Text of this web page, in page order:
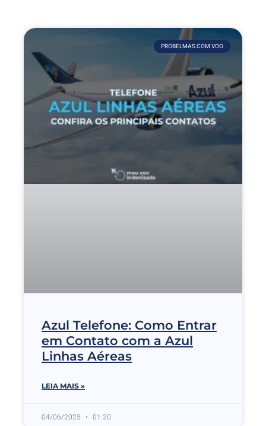
PROBELMAS COM VOO
Azul Telefone: Como Entrar
em Contato com a Azul
Linhas Aéreas
LEIA MAIS »
04/06/2025 01:20